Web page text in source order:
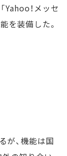
Yahoo！メッセ
を装備した。
が、機能は国